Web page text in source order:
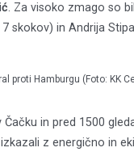
. Za visoko zmago so
skokov) in Andrija
proti Hamburgu (Foto: KK
in pred 1500
z energično in